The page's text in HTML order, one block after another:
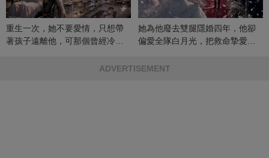
重生一次，她不要愛情，只想帶
著孩子遠離他，可那個曾經冷漠
她為他廢去雙腿隱婚四年，他卻
偏愛全隊白月光，把救命摯愛當
ADVERTISEMENT